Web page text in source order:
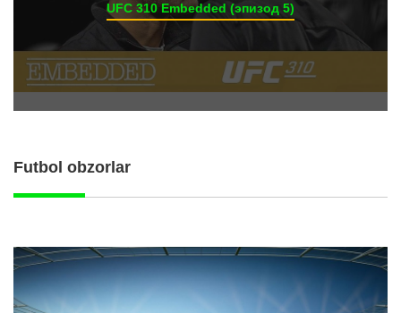
UFC 310 Embedded (эпизод 5)
Futbol obzorlar